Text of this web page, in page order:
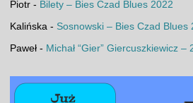
Piotr- Bilety – Bies Czad Blues 2022
Kalińska - Sosnowski – Bies Czad Blues
Paweł- Michał “Gier” Giercuszkiewicz